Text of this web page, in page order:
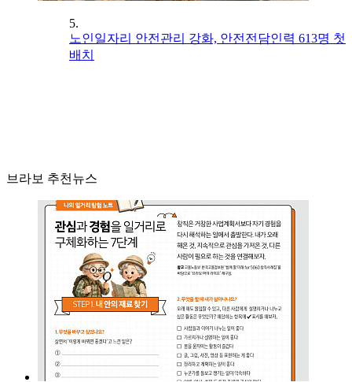
5.
노인일자리 안전관리 강화, 안전전담인력 613명 첫
배치
브라보 추천뉴스